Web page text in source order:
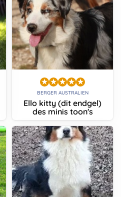
BERGER AUSTRALIEN
Ello kitty (dit endgel)
des minis toon's